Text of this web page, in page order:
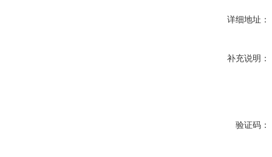
详细地址：
补充说明：
验证码：